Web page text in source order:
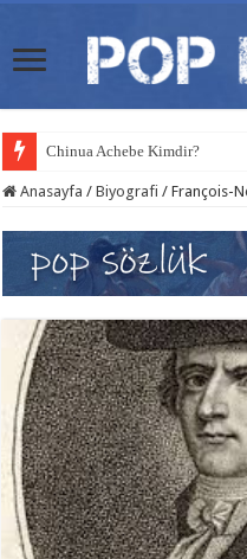
Chinua Achebe Kimdir?
Anasayfa / Biyografi / François-